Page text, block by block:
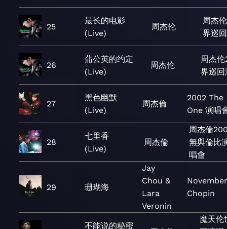
25
最长的电影
(Live)
周杰伦
周杰
界巡
26
蒲公英的约定
(Live)
周杰伦
周杰
界巡回
27
黑色幽默
(Live)
周杰倫
2002 The
One 演唱
28
七里香
(Live)
周杰倫
周杰倫
無與倫比
唱會
29 珊瑚海
Jay
Chou &
Lara
Veronin
Chopin
不能说的秘密
魔天伦